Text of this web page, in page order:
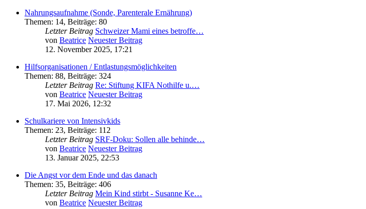
Nahrungsaufnahme (Sonde, Parenterale Ernährung)
Themen: 14, Beiträge: 80
Letzter Beitrag Schweizer Mami eines betroffe…
von Beatrice Neuester Beitrag
12. November 2025, 17:21
Hilfsorganisationen / Entlastungsmöglichkeiten
Themen: 88, Beiträge: 324
Letzter Beitrag Re: Stiftung KIFA Nothilfe u.…
von Beatrice Neuester Beitrag
17. Mai 2026, 12:32
Schulkariere von Intensivkids
Themen: 23, Beiträge: 112
Letzter Beitrag SRF-Doku: Sollen alle behinde…
von Beatrice Neuester Beitrag
13. Januar 2025, 22:53
Die Angst vor dem Ende und das danach
Themen: 35, Beiträge: 406
Letzter Beitrag Mein Kind stirbt - Susanne Ke…
von Beatrice Neuester Beitrag